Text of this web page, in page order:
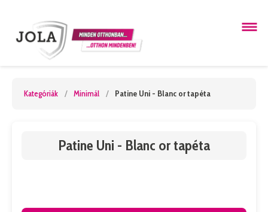
Kategóriák / Minimál / Patine Uni - Blanc or tapéta
Patine Uni - Blanc or tapéta